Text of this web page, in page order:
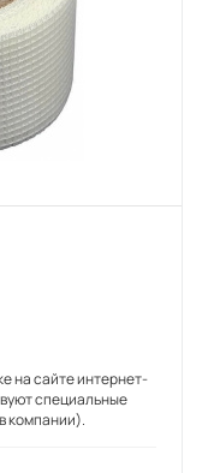
на сайте интернет-
специальные
компании).